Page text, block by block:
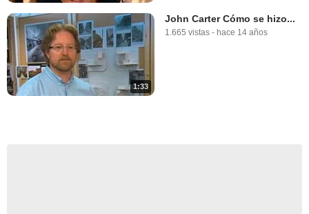
1:33
John Carter Cómo se hizo...
1.665 vistas - hace 14 años